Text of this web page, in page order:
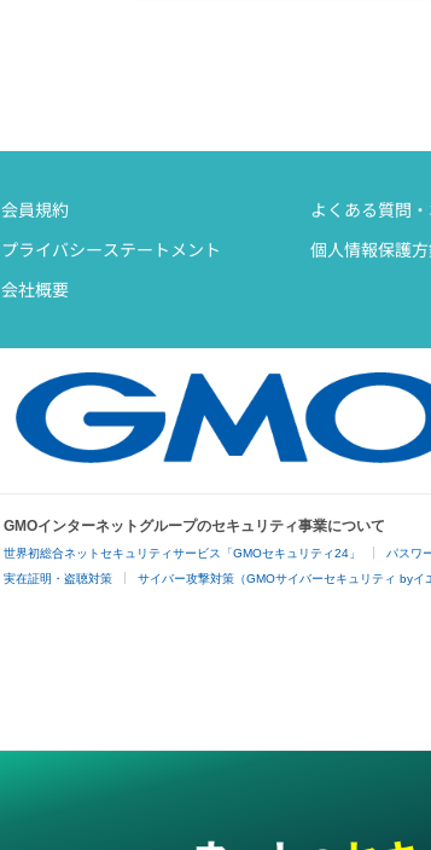
会員規約
よくある質問
プライバシーステートメント
個人情報保護
会社概要
GMOインターネットグループのセキュリティ事業について
世界初総合ネットセキュリティサービス「GMOセキュリティ24」 パスワ
実在証明・盗聴対策 サイバー攻撃対策（GMOサイバーセキュリティ byイ